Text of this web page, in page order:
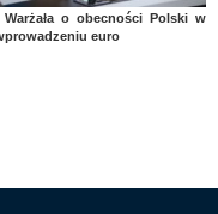
Warżała o obecności Polski w
euro